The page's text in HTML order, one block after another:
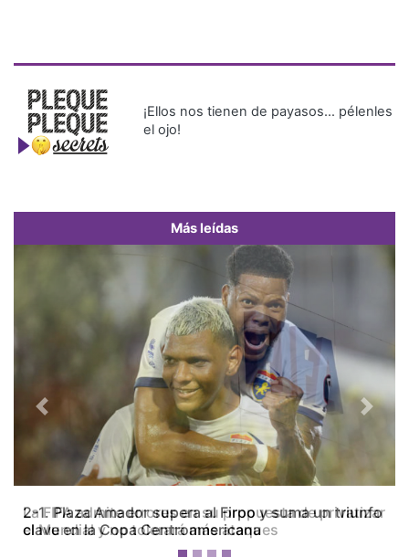
¡Ellos nos tienen de payasos… pélenles
el ojo!
Más leídas
La FIFA admite errores en su propuesta de privatizar
el Mundial y no tolerará más ataques
Previous Next